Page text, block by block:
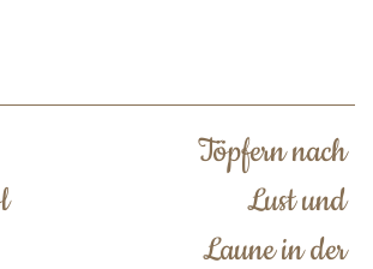
Töpfern nach
Lust und
Laune in der